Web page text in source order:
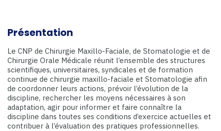
Présentation
Le CNP de Chirurgie Maxillo-Faciale, de Stomatologie et de
Chirurgie Orale Médicale réunit l’ensemble des structures
scientifiques, universitaires, syndicales et de formation
continue de chirurgie maxillo-faciale et Stomatologie afin
de coordonner leurs actions, prévoir l’évolution de la
discipline, rechercher les moyens nécessaires à son
adaptation, agir pour informer et faire connaître la
discipline dans toutes ses conditions d’exercice actuelles et
contribuer à l’évaluation des pratiques professionnelles.